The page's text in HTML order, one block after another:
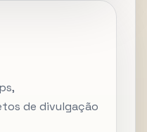
de divulgação